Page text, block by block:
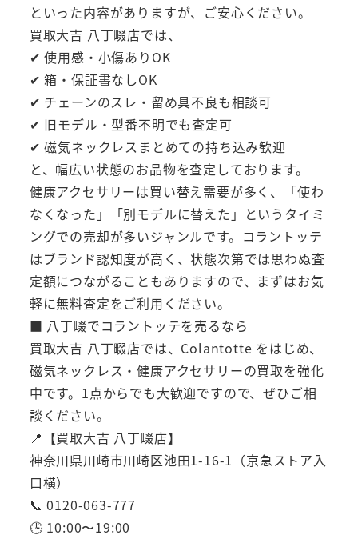
といった内容がありますが、ご安心ください。
買取大吉 八丁畷店では、
✔ 使用感・小傷ありOK
✔ 箱・保証書なしOK
✔ チェーンのスレ・留め具不良も相談可
✔ 旧モデル・型番不明でも査定可
✔ 磁気ネックレスまとめての持ち込み歓迎
と、幅広い状態のお品物を査定しております。
健康アクセサリーは買い替え需要が多く、「使わ
なくなった」「別モデルに替えた」というタイミ
ングでの売却が多いジャンルです。コラントッテ
はブランド認知度が高く、状態次第では思わぬ査
定額につながることもありますので、まずはお気
軽に無料査定をご利用ください。
■ 八丁畷でコラントッテを売るなら
買取大吉 八丁畷店では、Colantotte をはじめ、
磁気ネックレス・健康アクセサリーの買取を強化
中です。1点からでも大歓迎ですので、ぜひご相
談ください。
📍【買取大吉 八丁畷店】
神奈川県川崎市川崎区池田1-16-1（京急ストア入
口横）
📞 0120-063-777
🕒 10:00〜19:00